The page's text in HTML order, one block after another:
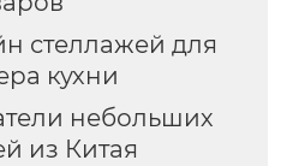
стеллажей для
кухни
небольших
из Китая